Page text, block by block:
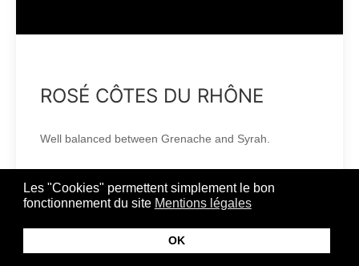
Les "Cookies" permettent simplement le bon
fonctionnement du site Mentions légales
OK
ROSÉ CÔTES DU RHÔNE
Well balanced between Grenache and Syrah.
Traditional farming with environment protection.